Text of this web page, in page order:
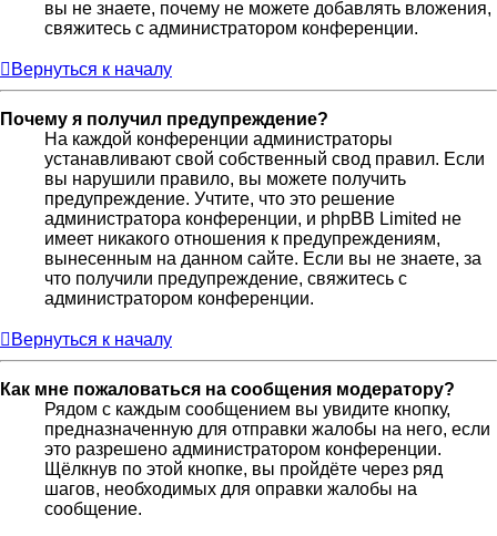
вы не знаете, почему не можете добавлять вложения,
свяжитесь с администратором конференции.
Вернуться к началу
Почему я получил предупреждение?
На каждой конференции администраторы
устанавливают свой собственный свод правил. Если
вы нарушили правило, вы можете получить
предупреждение. Учтите, что это решение
администратора конференции, и phpBB Limited не
имеет никакого отношения к предупреждениям,
вынесенным на данном сайте. Если вы не знаете, за
что получили предупреждение, свяжитесь с
администратором конференции.
Вернуться к началу
Как мне пожаловаться на сообщения модератору?
Рядом с каждым сообщением вы увидите кнопку,
предназначенную для отправки жалобы на него, если
это разрешено администратором конференции.
Щёлкнув по этой кнопке, вы пройдёте через ряд
шагов, необходимых для оправки жалобы на
сообщение.